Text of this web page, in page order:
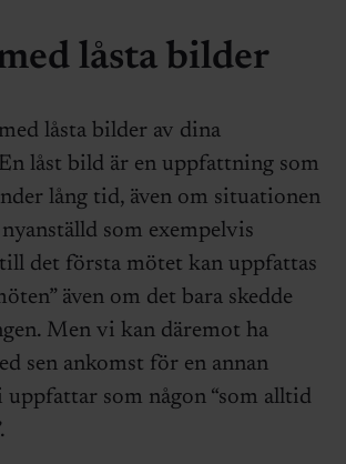
låsta bilder
låsta bilder av dina
låst bild är en uppfattning som
lång tid, även om situationen
som exempelvis
det första mötet kan uppfattas
även om det bara skedde
Men vi kan däremot ha
sen ankomst för en annan
uppfattar som någon “som alltid